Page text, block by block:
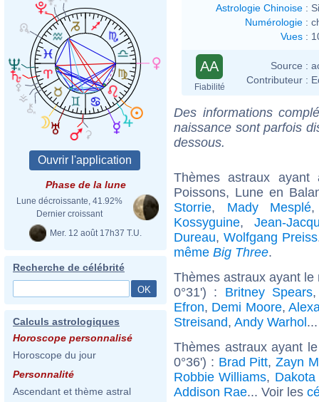
Phase de la lune
Lune décroissante, 41.92%
Dernier croissant
Mer. 12 août 17h37 T.U.
Recherche de célébrité
Calculs astrologiques
Horoscope personnalisé
Horoscope du jour
Personnalité
Ascendant et thème astral
Astrologie Chinoise :
Numérologie :
Vues :
AA
Fiabilité
Source :
Contributeur :
Des informations
naissance sont parfois
dessous.
Thèmes astraux
Poissons, Lune en
Storrie, Mady Mesplé
Kossyguine,Jean-
Dureau, Wolfgang Preiss
même Big Three.
Thèmes astraux ayant
0°31') : Britney Spears
Efron, Demi Moore,
Streisand, Andy Warhol
Thèmes astraux ayant
0°36') : Brad Pitt,Zayn
Robbie Williams,
Addison Rae... Voir les